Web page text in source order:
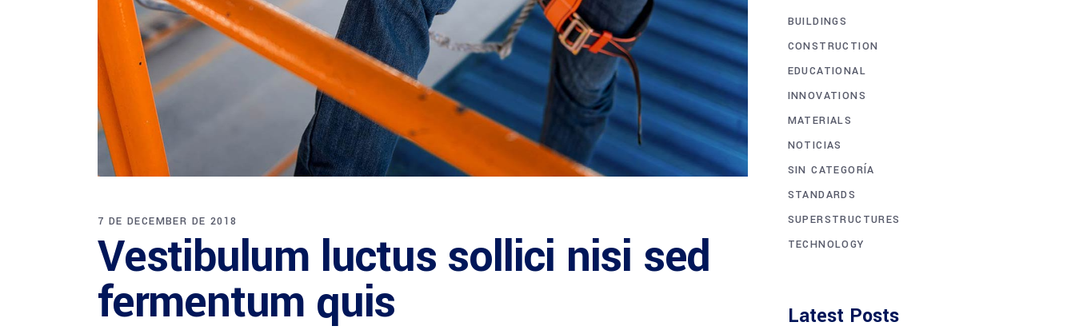
7 DE DECEMBER DE 2018
Vestibulum luctus sollici nisi sed
fermentum quis
BUILDINGS
CONSTRUCTION
EDUCATIONAL
INNOVATIONS
MATERIALS
NOTICIAS
SIN CATEGORÍA
STANDARDS
SUPERSTRUCTURES
TECHNOLOGY
Latest Posts